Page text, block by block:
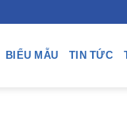
BIỂU MẪU TIN TỨC